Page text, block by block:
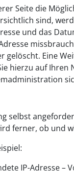
Seite die
sind,
und das
gelöscht. Eine
hierzu auf
selbst
ferner, ob und
IP-Adresse –